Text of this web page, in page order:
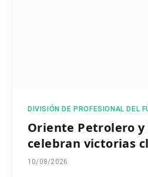
DIVISIÓN DE PROFESIONAL DEL
Oriente Petrolero y
celebran victorias
10/08/2026